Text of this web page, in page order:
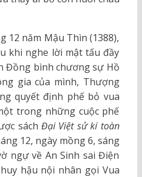
12 năm Mậu Thìn (1388),
khi nghe lời mật tấu đầy
Đồng bình chương sự Hồ
gia của mình, Thượng
quyết định phế bỏ vua
trong những cuộc phế
sách Đại Việt sử kí toàn
12, ngày mồng 6, sáng
ngự về An Sinh sai Điện
hậu nội nhân gọi Vua